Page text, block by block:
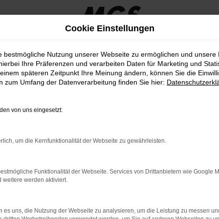
günstig kaufen
SIE IN CHEMNITZ?
enorm. Auch in Chemnitz sind die Fahrzeuge
Neuwagen gehören in ihren jeweiligen Segmenten zum
aus. In Chemnitz oder anderenorts liegen zu bleiben, ist mit
durch ein aufregendes Design aus der Masse
Cookie Einstellungen
bestmögliche Nutzung unserer Webseite zu ermöglichen und unsere
Ihre Präferenzen und verarbeiten Daten für Marketing und
späteren Zeitpunkt Ihre Meinung ändern, können Sie die
zum Umfang der Datenverarbeitung finden Sie hier:
von uns eingesetzt:
um die Kernfunktionalität der Webseite zu gewährleisten.
Funktionalität der Webseite. Services von Drittanbietern wie Google
weitere werden aktiviert.
es uns, die Nutzung der Webseite zu analysieren, um die Leistung zu messen